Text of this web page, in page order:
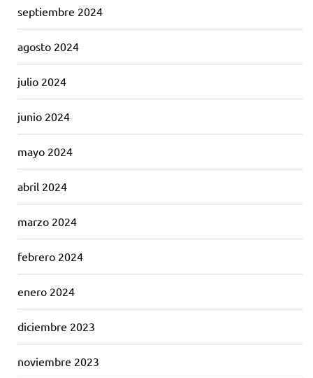
septiembre 2024
agosto 2024
julio 2024
junio 2024
mayo 2024
abril 2024
marzo 2024
febrero 2024
enero 2024
diciembre 2023
noviembre 2023